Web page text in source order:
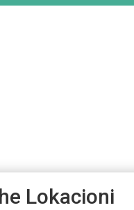
Lokacioni